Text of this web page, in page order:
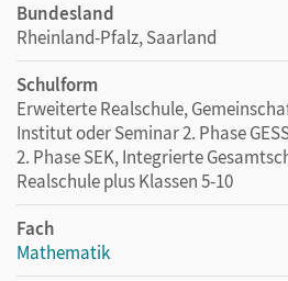
Bundesland
Rheinland-Pfalz, Saarland
Schulform
Erweiterte Realschule,
Institut oder Seminar 2. Phase
2. Phase SEK, Integrierte
Realschule plus Klassen 5-10
Fach
Mathematik